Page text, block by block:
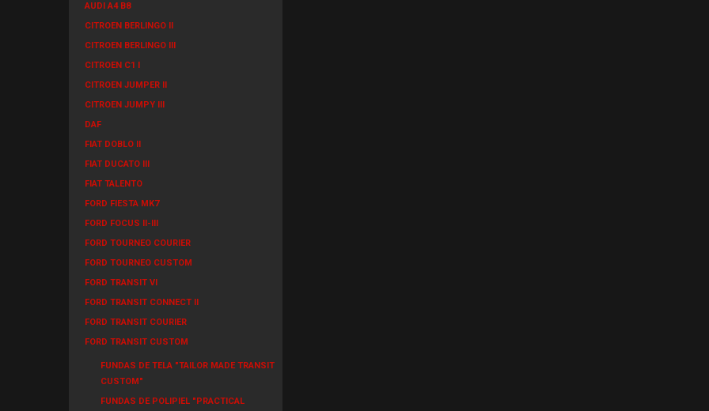
AUDI A4 B8
CITROEN BERLINGO II
CITROEN BERLINGO III
CITROEN C1 I
CITROEN JUMPER II
CITROEN JUMPY III
DAF
FIAT DOBLO II
FIAT DUCATO III
FIAT TALENTO
FORD FIESTA MK7
FORD FOCUS II-III
FORD TOURNEO COURIER
FORD TOURNEO CUSTOM
FORD TRANSIT VI
FORD TRANSIT CONNECT II
FORD TRANSIT COURIER
FORD TRANSIT CUSTOM
FUNDAS DE TELA "TAILOR MADE TRANSIT
CUSTOM"
FUNDAS DE POLIPIEL "PRACTICAL